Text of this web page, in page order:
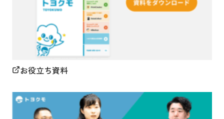
お役立ち資料